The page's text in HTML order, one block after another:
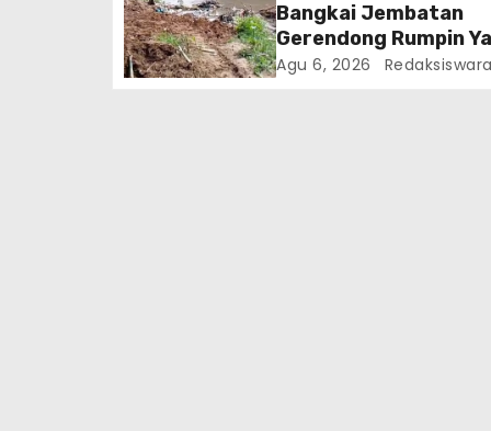
Bangkai Jembatan
Gerendong Rumpin
Hanyut Pada Tahun
Agu 6, 2026